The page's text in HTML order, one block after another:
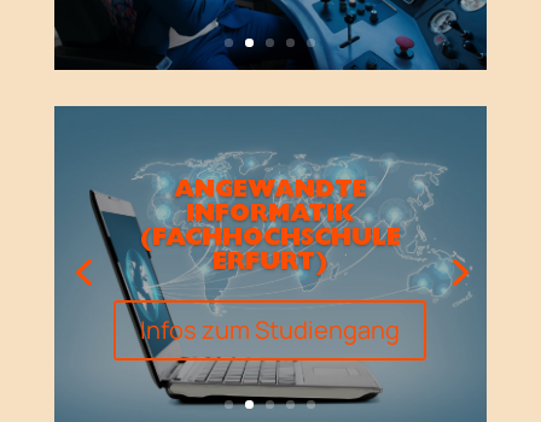
ANGEWANDTE
INFORMATIK
(FACHHOCHSCHULE
ERFURT)
Infos zum Studiengang